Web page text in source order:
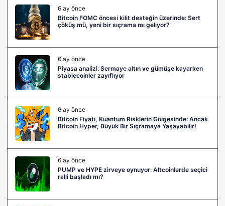
6 ay önce
Bitcoin FOMC öncesi kilit desteğin üzerinde: Sert
çöküş mü, yeni bir sıçrama mı geliyor?
6 ay önce
Piyasa analizi: Sermaye altın ve gümüşe kayarken
stablecoinler zayıflıyor
6 ay önce
Bitcoin Fiyatı, Kuantum Risklerin Gölgesinde: Ancak
Bitcoin Hyper, Büyük Bir Sıçramaya Yaşayabilir!
6 ay önce
PUMP ve HYPE zirveye oynuyor: Altcoinlerde seçici
ralli başladı mı?